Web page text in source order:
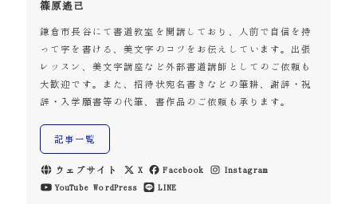
篠原遙己
鎌倉市長谷にて書道教室を開講しており、人前で自信を持
って字を書ける、美文字のコツをお伝えしています。出張
レッスン、美文字講座など外部書道講師としてのご依頼も
大歓迎です。また、招待状宛名書きなどの筆耕、謝辞・祝
辞・入学願書等の代筆、書作品のご依頼も承ります。
記事一覧
ウェブサイト X Facebook
Instagram
YouTube WordPress LINE